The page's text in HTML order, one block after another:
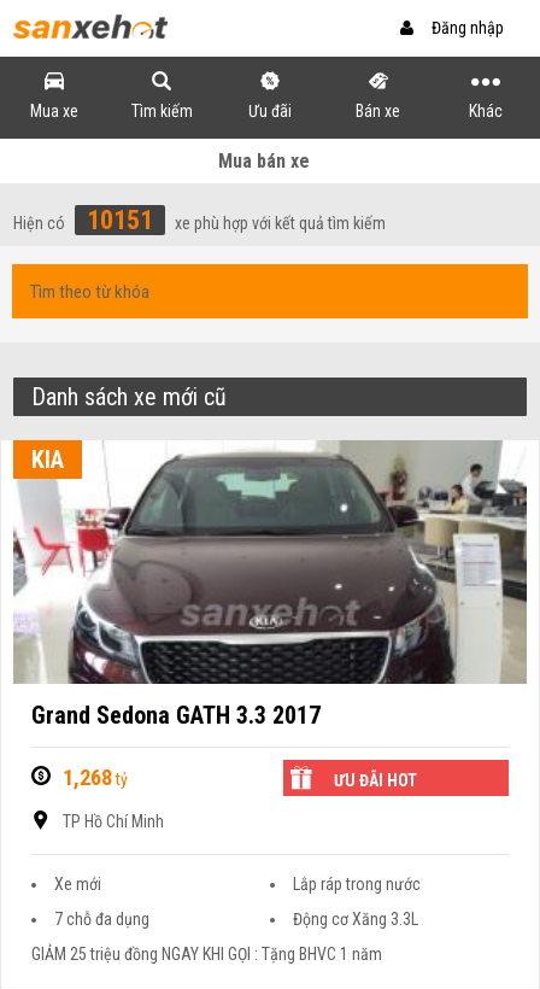
Đăng nhập
Mua xe Tìm kiếm Ưu đãi Bán xe Khác
Mua bán xe
Hiện có 10151 xe phù hợp với kết quả tìm kiếm
Danh sách xe mới cũ
KIA
Grand Sedona GATH 3.3 2017
1,268tỷ ƯU ĐÃI HOT
TP Hồ Chí Minh
Xe mới
Lắp ráp trong nước
7 chỗ đa dụng
Động cơ Xăng 3.3L
GIẢM 25 triệu đồng NGAY KHI GỌI : Tặng BHVC 1 năm